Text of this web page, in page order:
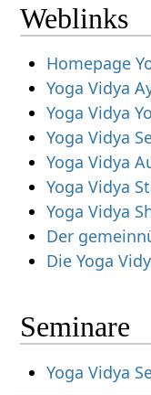
Weblinks
Homepage
Yoga Vidya
Yoga Vidya
Yoga Vidya
Yoga Vidya
Yoga Vidya
Yoga Vidya
Der
Die Yoga
Seminare
Yoga Vidya